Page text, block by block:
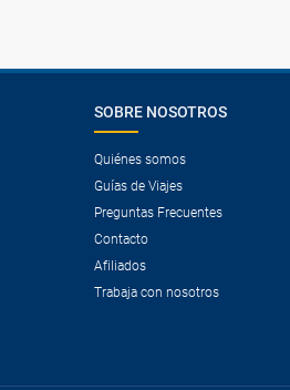
SOBRE NOSOTROS
Quiénes somos
Guías de Viajes
Preguntas Frecuentes
Contacto
Afiliados
Trabaja con nosotros